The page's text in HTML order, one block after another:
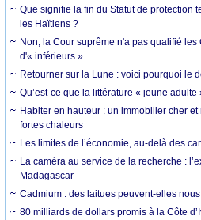
Que signifie la fin du Statut de protection
les Haïtiens ?
Non, la Cour suprême n'a pas qualifié
d'« inférieurs »
Retourner sur la Lune : voici pourquoi le
Qu’est-ce que la littérature « jeune adulte
Habiter en hauteur : un immobilier cher
fortes chaleurs
Les limites de l’économie, au-delà des
La caméra au service de la recherche :
Madagascar
Cadmium : des laitues peuvent-elles
80 milliards de dollars promis à la Côte